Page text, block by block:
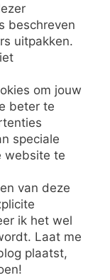
beschreven
uitpakken.
om jouw
beter te
speciale
website te
van deze
ik het wel
Laat me
plaatst,